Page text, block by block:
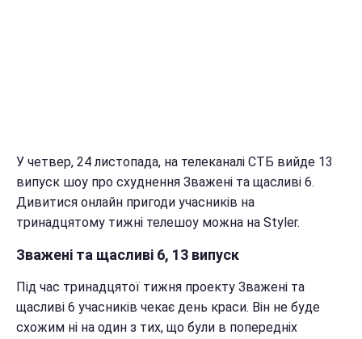
У четвер, 24 листопада, на телеканалі СТБ вийде 13
випуск шоу про схуднення Зважені та щасливі 6.
Дивитися онлайн пригоди учасників на
тринадцятому тижні телешоу можна на Styler.
Зважені та щасливі 6, 13 випуск
Під час тринадцятої тижня проекту Зважені та
щасливі 6 учасників чекає день краси. Він не буде
схожим ні на один з тих, що були в попередніх